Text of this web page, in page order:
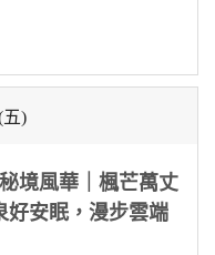
五)
境風華｜楓芒萬丈
好安眠，漫步雲端